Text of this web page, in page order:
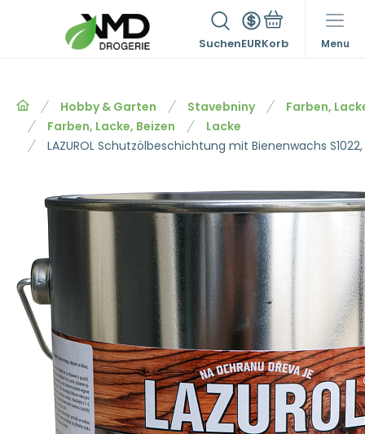
SuchenEUR Menu
Hobby & Garten Stavebniny
Farben,
Farben, Lacke, Beizen
Lacke
LAZUROL Schutzölbeschichtung mit Bienenwachs